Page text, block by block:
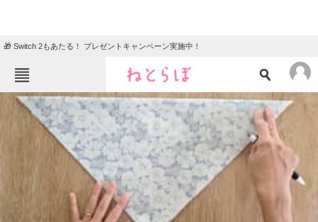
🎁 Switch 2もあたる！ プレゼントキャンペーン実施中！
ねとらぼメニュー
ニュース
クイズ
地域
教育・育児